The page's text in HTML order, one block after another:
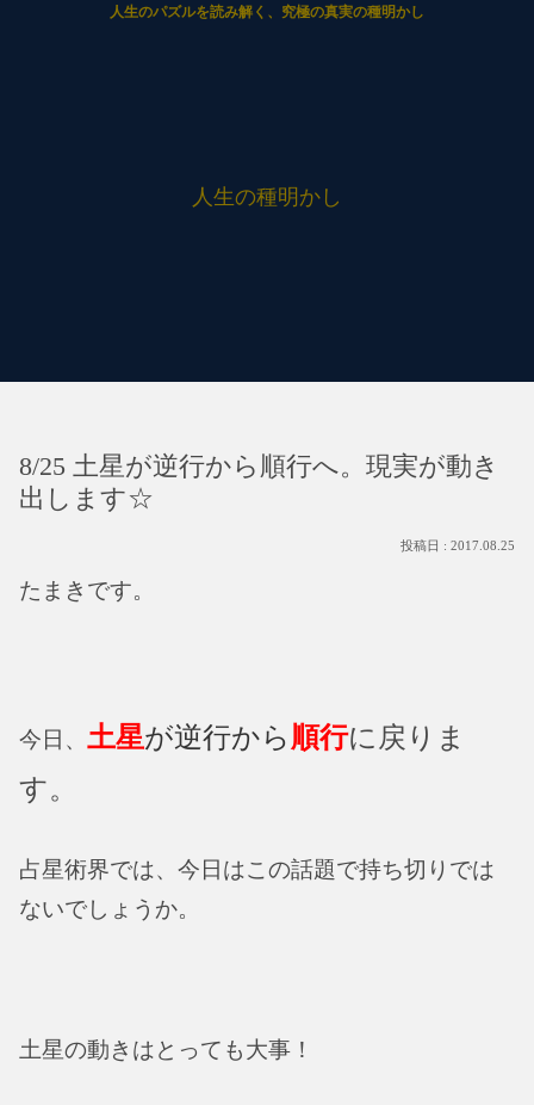
人生の種明かし
人生のパズルを読み解く、究極の真実の種明かし
8/25 土星が逆行から順行へ。現実が動き
出します☆
2017.08.25
たまきです。
今日、 土星が逆行から 順行に戻りま
す。
占星術界では、今日はこの話題で持ち切りでは
ないでしょうか。
土星の動きはとっても大事！